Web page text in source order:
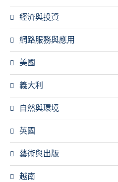
經濟與投資
網路服務與應用
美國
義大利
自然與環境
英國
藝術與出版
越南